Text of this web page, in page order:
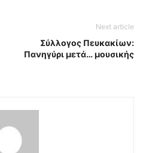
Next article
Σύλλογος Πευκακίων:
Πανηγύρι μετά… μουσικής